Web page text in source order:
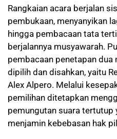
Rangkaian acara berjalan
pembukaan, menyanyikan
hingga pembacaan tata
berjalannya musyawarah.
pembacaan penetapan dua
dipilih dan disahkan, yaitu
Alex Alpero. Melalui
pemilihan ditetapkan
pemungutan suara tertutup
menjamin kebebasan hak